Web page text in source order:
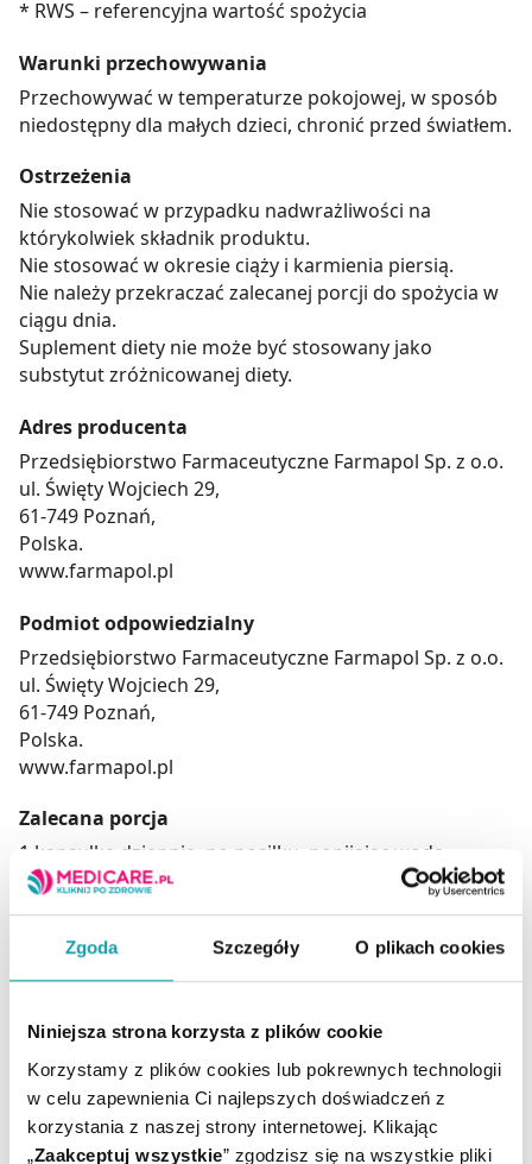
Zgoda Szczegóły O plikach cookies
Niniejsza strona korzysta z plików cookie
Korzystamy z plików cookies lub pokrewnych technologii
w celu zapewnienia Ci najlepszych doświadczeń z
korzystania z naszej strony internetowej. Klikając
„Zaakceptuj wszystkie” zgodzisz się na wszystkie pliki
* RWS – referencyjna wartość spożycia
Warunki przechowywania
Przechowywać w temperaturze pokojowej, w sposób
niedostępny dla małych dzieci, chronić przed światłem.
Ostrzeżenia
Nie stosować w przypadku nadwrażliwości na
którykolwiek składnik produktu.
Nie stosować w okresie ciąży i karmienia piersią.
Nie należy przekraczać zalecanej porcji do spożycia w
ciągu dnia.
Suplement diety nie może być stosowany jako
substytut zróżnicowanej diety.
Adres producenta
Przedsiębiorstwo Farmaceutyczne Farmapol Sp. z o.o.
ul. Święty Wojciech 29,
61-749 Poznań,
Polska.
www.farmapol.pl
Podmiot odpowiedzialny
Przedsiębiorstwo Farmaceutyczne Farmapol Sp. z o.o.
ul. Święty Wojciech 29,
61-749 Poznań,
Polska.
www.farmapol.pl
Zalecana porcja
1 kapsułka dziennie, po posiłku, popijając wodą.
Najlepsze rezultaty można osiągnąć przy dłuższym
substytut (zamiennik) zróżnicowanej diety.
Nie należy przekraczać zalecanej porcji do spożycia w
ciągu dnia.
Zrównoważony sposób żywienia i prawidłowy tryb
życia jest ważny dla funkcjonowania organizmu